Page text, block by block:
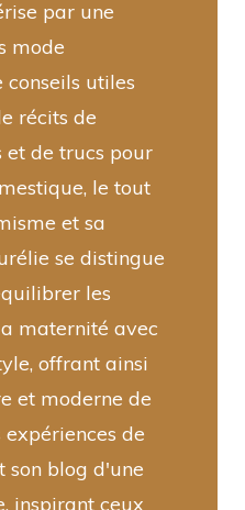
par une
mode
conseils utiles
récits de
et de trucs pour
le tout
et sa
se distingue
les
maternité avec
offrant ainsi
et moderne de
de
son blog d'une
inspirant ceux